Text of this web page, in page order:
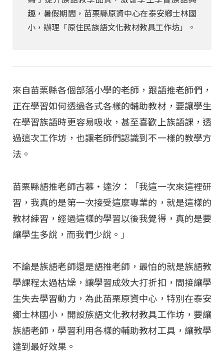
趣，暑假期間，苗栗縣原資中心在泰安鄉士林國
小，辦理「原住民族語文化教材教具工作坊」。
來自苗栗縣各個部落小學的老師，跟語推老師們，
正在學習如何透過各式各樣的輔助教材，要讓學生
在學習族語時更容易吸收，甚至喜歡上族語課，透
過這次工作坊，也讓老師們認識到不一樣的教學方
法。
苗栗縣語推老師古慕‧達汐：「我這一次來這裡研
習，我真的是第一次接受這麼專業的，就是這樣的
教材練習，經過這樣的學習以後我覺得，真的是要
讓學生多說，而我們少說。」
不論是族語老師還是語推老師，最怕的就是族語教
學課程太過枯燥，讓學習成效大打折扣，間接讓學
生失去學習動力，為此苗栗原資中心，特別在泰安
鄉士林國小，開設族語文化教材教具工作坊，要讓
族語老師，學習利用各樣的輔助教材工具，讓教學
達到最好效果。